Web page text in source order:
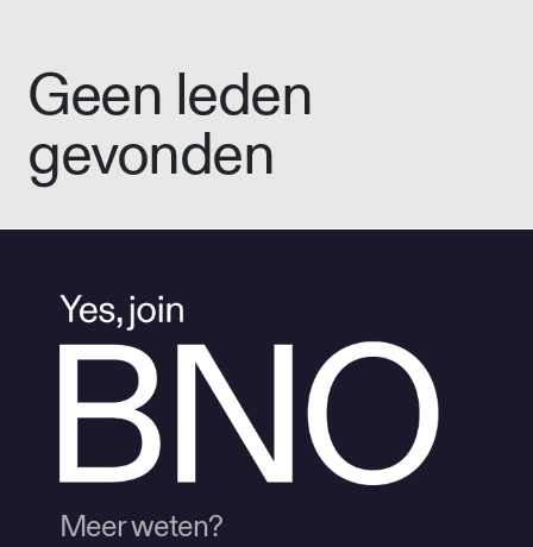
Geen leden
gevonden
Meer weten?